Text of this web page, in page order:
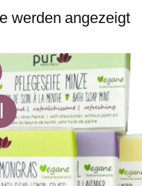
werden angezeigt